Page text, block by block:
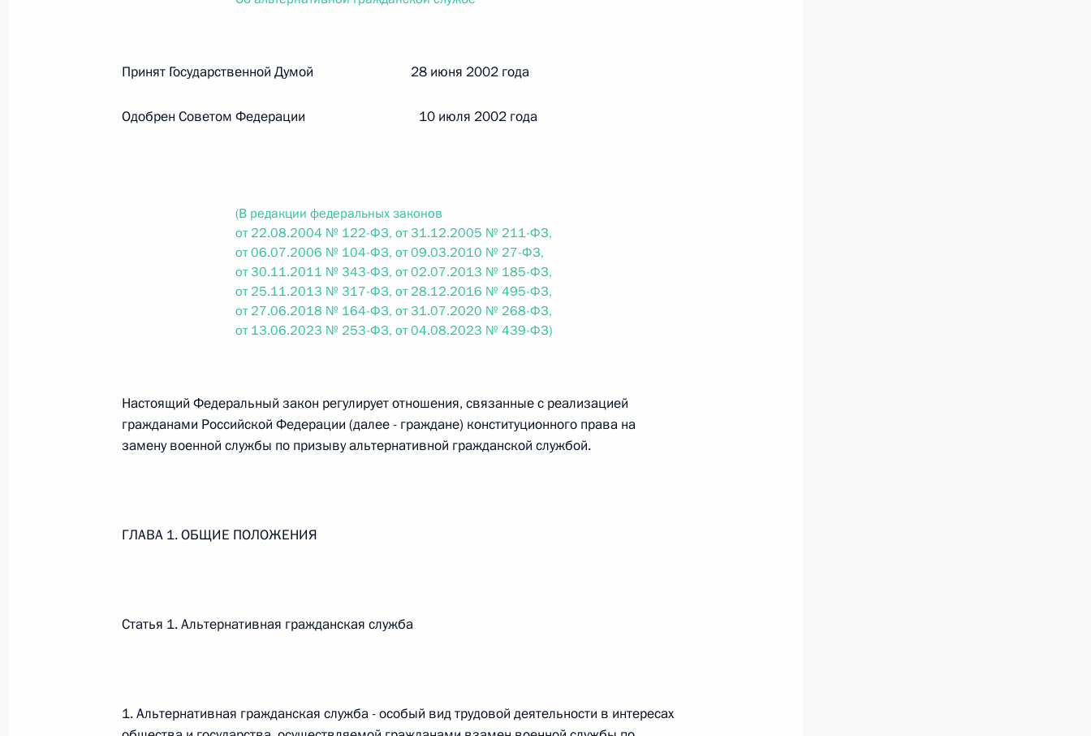
О внесении изменений в статью 12 Федерального закона «О персональных данных» и отдельные
Федеральный закон от 26.07.2026 г. № 256-ФЗ
Федеральный закон от 26.07.2026 г. № 263-ФЗ
О внесении изменений в статью 12 Федерального закона «О государственной регистрации
Федеральный закон от 26.07.2026 г. № 242-ФЗ
О внесении изменений в статьи 85 и 102 части первой и статью 227–1 части второй Налогового
26 июля 2026 года
О внесении изменений в Федеральный закон «О пробации в Российской Федерации»
Принят Государственной Думой 28 июня 2002 года
Одобрен Советом Федерации 10 июля 2002 года
(В редакции федеральных законов
от 22.08.2004 № 122-ФЗ, от 31.12.2005 № 211-ФЗ,
от 06.07.2006 № 104-ФЗ, от 09.03.2010 № 27-ФЗ,
от 30.11.2011 № 343-ФЗ, от 02.07.2013 № 185-ФЗ,
от 25.11.2013 № 317-ФЗ, от 28.12.2016 № 495-ФЗ,
от 27.06.2018 № 164-ФЗ, от 31.07.2020 № 268-ФЗ,
от 13.06.2023 № 253-ФЗ, от 04.08.2023 № 439-ФЗ)
Настоящий Федеральный закон регулирует отношения, связанные с реализацией
гражданами Российской Федерации (далее - граждане) конституционного права на
замену военной службы по призыву альтернативной гражданской службой.
ГЛАВА 1. ОБЩИЕ ПОЛОЖЕНИЯ
Статья 1. Альтернативная гражданская служба
1. Альтернативная гражданская служба - особый вид трудовой деятельности в интересах